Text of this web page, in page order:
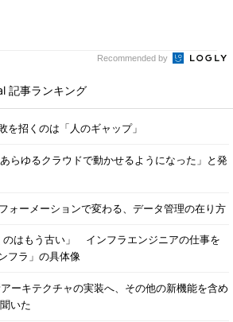
Recommended by
記事ランキング
を招くのは「人のギャップ」
らゆるクラウドで動かせるようになった」と発
ォーメーションで変わる、データ管理の在り方
のはもう古い」 インフラエンジニアの仕事を
フラ」の具体像
ーキテクチャの実装へ、その他の新機能を含め
いた